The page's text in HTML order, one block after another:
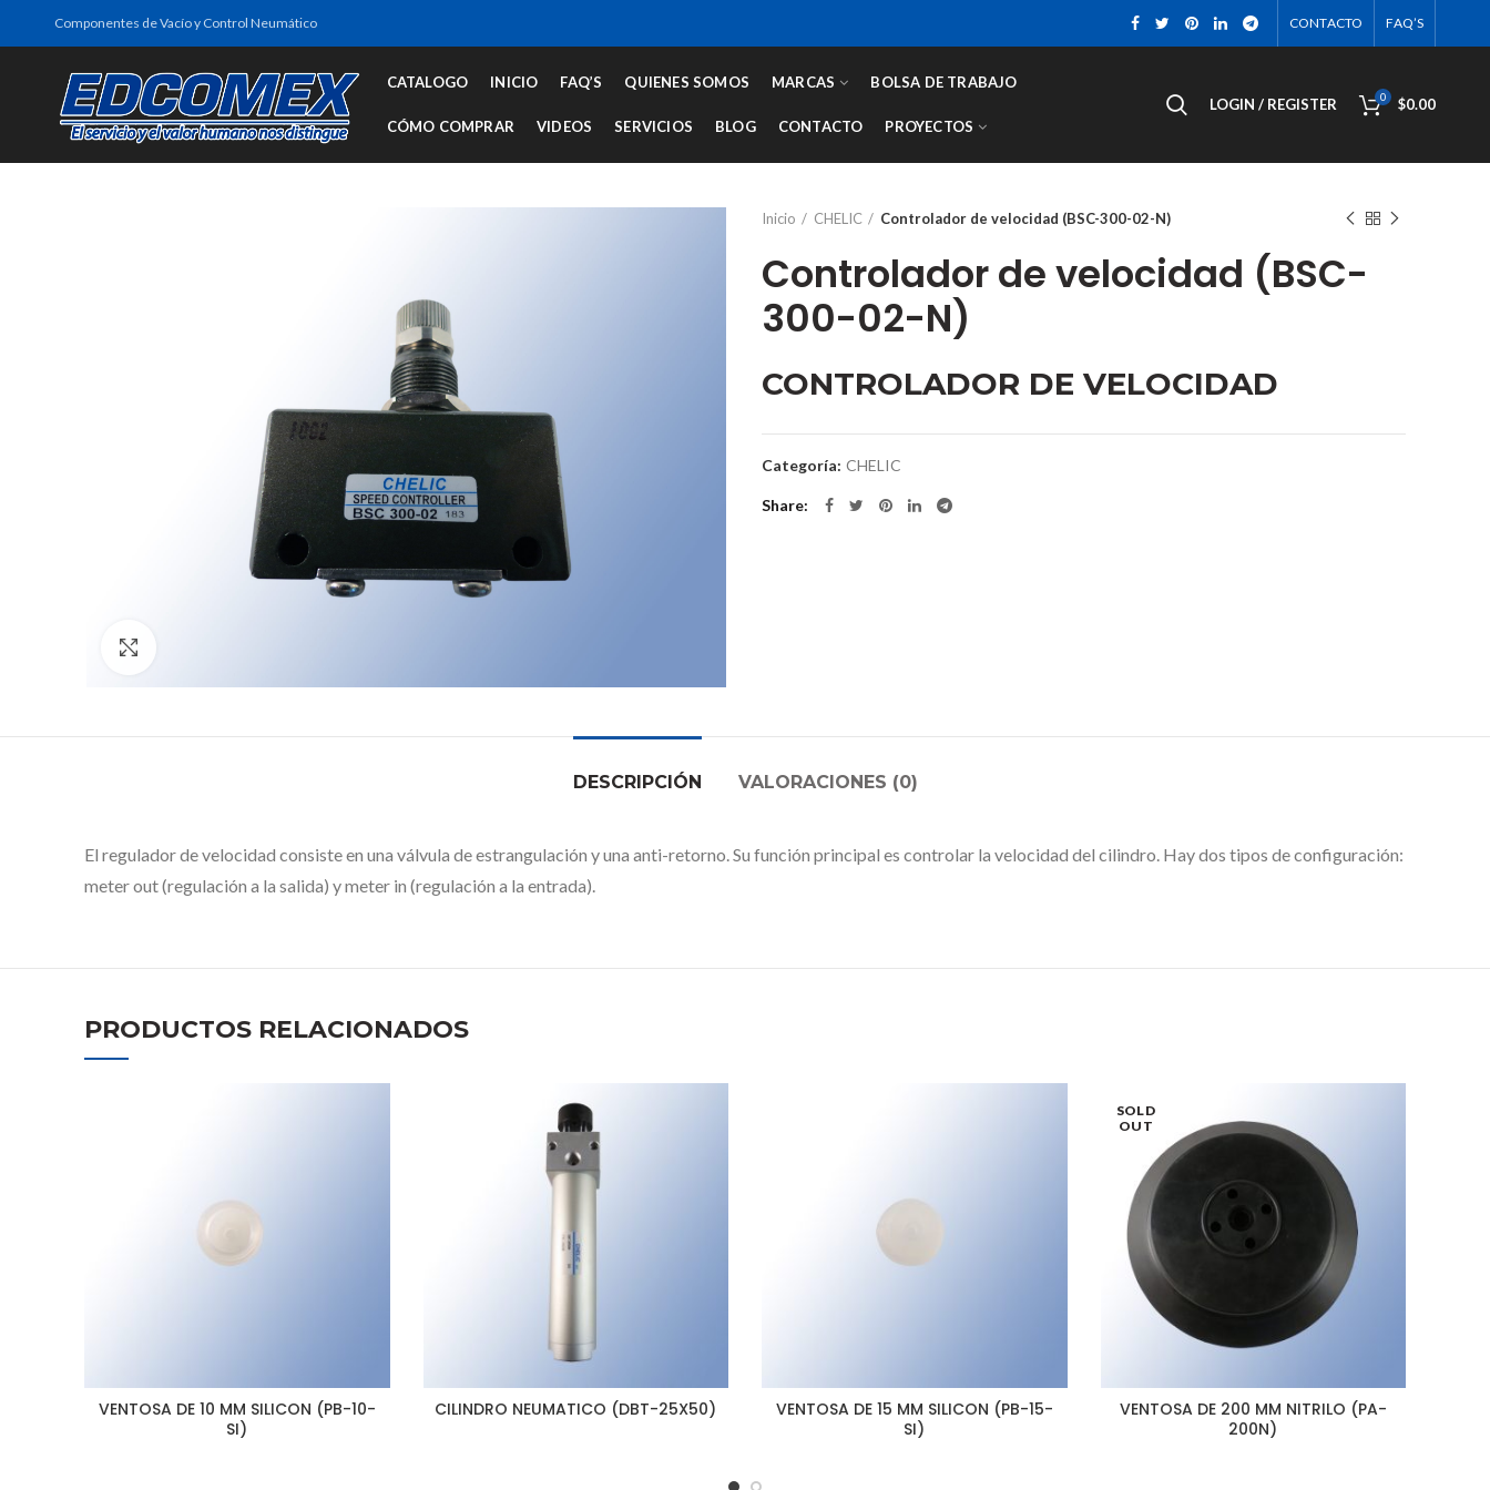
Componentes de Vacío y Control Neumático CONTACTO FAQ’S
CATALOGO INICIO FAQ’S QUIENES SOMOS MARCAS BOLSA DE TRABAJO
CÓMO COMPRAR VIDEOS SERVICIOS BLOG CONTACTO PROYECTOS
LOGIN / REGISTER 0 $0.00
Inicio CHELIC Controlador de velocidad (BSC-300-02-N)
Controlador de velocidad (BSC-
300-02-N)
CONTROLADOR DE VELOCIDAD
Categoría: CHELIC
Share
DESCRIPCIÓN VALORACIONES (0)
El regulador de velocidad consiste en una válvula de estrangulación y una anti-retorno. Su función principal es controlar la velocidad del cilindro. Hay dos tipos de configuración:
meter out (regulación a la salida) y meter in (regulación a la entrada).
PRODUCTOS RELACIONADOS
VENTOSA DE 10 MM SILICON (PB-10-
SI)
CILINDRO NEUMATICO (DBT-25X50)
VENTOSA DE 15 MM SILICON (PB-15-
SI)
SOLD
OUT
VENTOSA DE 200 MM NITRILO (PA-
200N)